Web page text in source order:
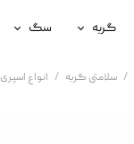
گربه
غذای گربه
سگ
غذای سگ
سلامتی گربه انواع